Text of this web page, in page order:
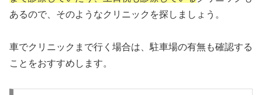
あるので、そのようなクリニックを探しましょう。
車でクリニックまで行く場合は、駐車場の有無も確認する
ことをおすすめします。